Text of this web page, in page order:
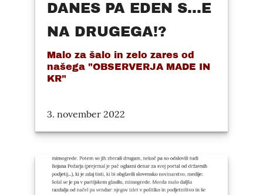
DANES PA EDEN S...E
NA DRUGEGA!?
Malo za šalo in zelo zares od
našega "OBSERVERJA MADE IN
KR"
3. november 2022